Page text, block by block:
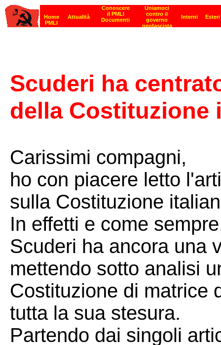
Scuderi ha
della Costituzione
Carissimi compagni,
ho con piacere letto
sulla Costituzione
In effetti e come
Scuderi ha ancora una
mettendo sotto analisi
Costituzione di matrice
tutta la sua stesura.
Partendo dai singoli